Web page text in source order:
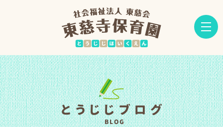
とうじじブログ
BLOG